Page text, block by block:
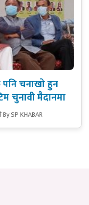
चनाखो हुन
चुनावी मैदानमा
By SP KHABAR